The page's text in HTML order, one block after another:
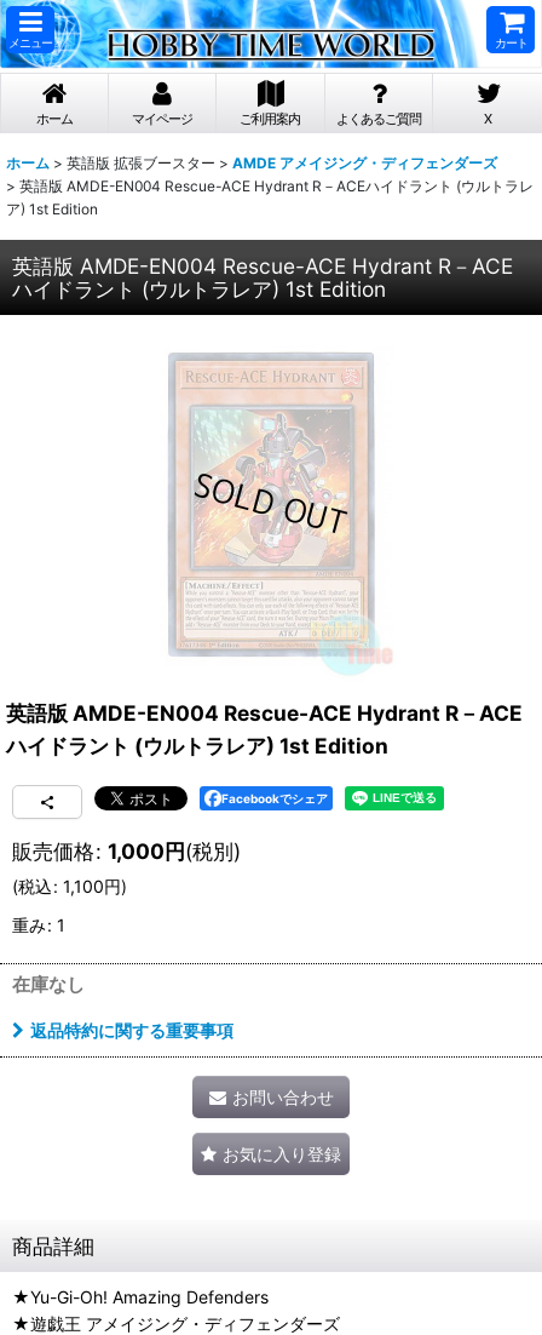
メニュー カート
ホーム マイページ ご利用案内 よくあるご質問 X
ホーム > 英語版 拡張ブースター > AMDE アメイジング・ディフェンダーズ
> 英語版 AMDE-EN004 Rescue-ACE Hydrant R－ACEハイドラント (ウルトラレ
ア) 1st Edition
英語版 AMDE-EN004 Rescue-ACE Hydrant R－ACE
ハイドラント (ウルトラレア) 1st Edition
英語版 AMDE-EN004 Rescue-ACE Hydrant R－ACE
ハイドラント (ウルトラレア) 1st Edition
Facebookでシェア
販売価格: 1,000円(税別)
(税込: 1,100円)
重み: 1
在庫なし
返品特約に関する重要事項
お問い合わせ
お気に入り登録
商品詳細
★Yu-Gi-Oh! Amazing Defenders
★遊戯王 アメイジング・ディフェンダーズ